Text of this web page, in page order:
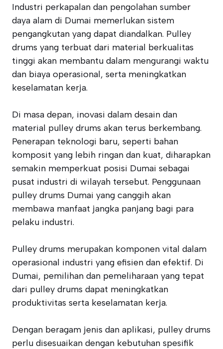
Industri perkapalan dan pengolahan sumber
daya alam di Dumai memerlukan sistem
pengangkutan yang dapat diandalkan. Pulley
drums yang terbuat dari material berkualitas
tinggi akan membantu dalam mengurangi waktu
dan biaya operasional, serta meningkatkan
keselamatan kerja.
Di masa depan, inovasi dalam desain dan
material pulley drums akan terus berkembang.
Penerapan teknologi baru, seperti bahan
komposit yang lebih ringan dan kuat, diharapkan
semakin memperkuat posisi Dumai sebagai
pusat industri di wilayah tersebut. Penggunaan
pulley drums Dumai yang canggih akan
membawa manfaat jangka panjang bagi para
pelaku industri.
Pulley drums merupakan komponen vital dalam
operasional industri yang efisien dan efektif. Di
Dumai, pemilihan dan pemeliharaan yang tepat
dari pulley drums dapat meningkatkan
produktivitas serta keselamatan kerja.
Dengan beragam jenis dan aplikasi, pulley drums
perlu disesuaikan dengan kebutuhan spesifik